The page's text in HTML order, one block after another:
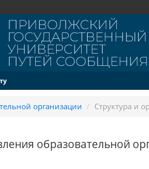
организации / Структура и
образовательной